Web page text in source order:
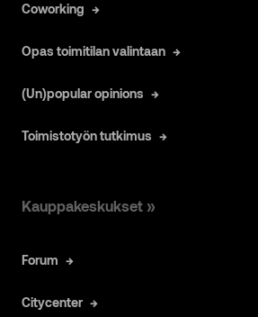
Coworking
Opas toimitilan valintaan
(Un)popular opinions
Toimistotyön tutkimus
Kauppakeskukset »
Forum
Citycenter